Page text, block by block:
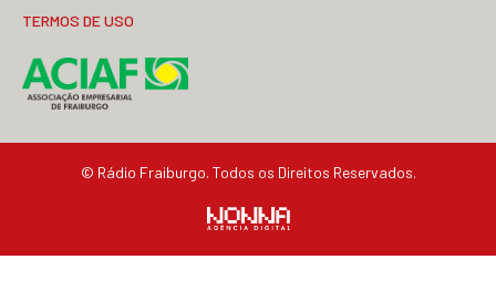
TERMOS DE USO
© Rádio Fraiburgo. Todos os Direitos Reservados.